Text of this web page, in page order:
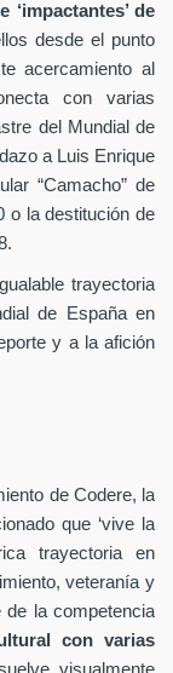
de
desde el punto
acercamiento al
con varias
del Mundial de
a Luis Enrique
“Camacho” de
o la destitución de
trayectoria
de España en
y a la afición
de Codere, la
que ‘vive la
trayectoria en
veteranía y
de la competencia
con varias